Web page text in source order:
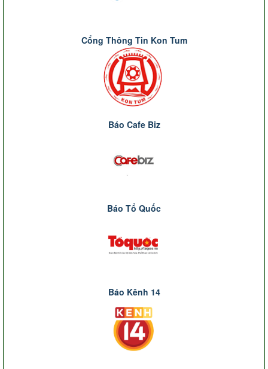
Cổng Thông Tin Kon Tum
Báo Cafe Biz
Báo Tổ Quốc
Báo Kênh 14